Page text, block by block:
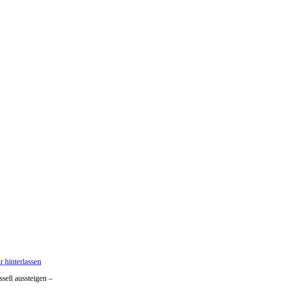
hinterlassen
aussteigen –